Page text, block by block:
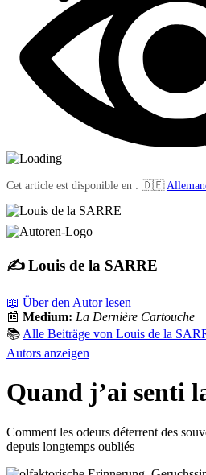
Cet article est disponible en : 🇩🇪
✍️ Louis de la SARRE
📖 Über den Autor lesen
📰 Medium: La Dernière Cartouche
📚 Alle Beiträge von Louis de la
Autors anzeigen
Quand j’ai senti
Comment les odeurs déterrent des
depuis longtemps oubliés